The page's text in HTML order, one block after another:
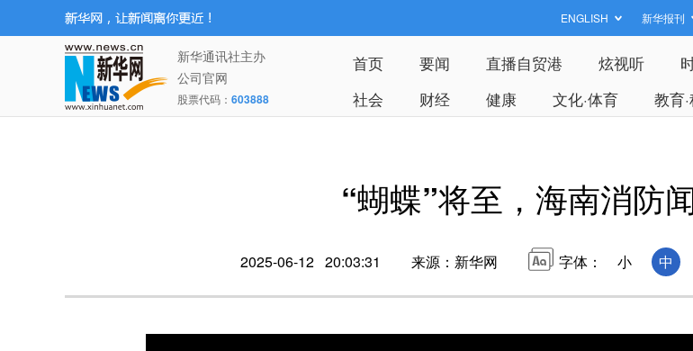
ENGLISH 新华报刊
新华通讯社主办
公司官网
股票代码： 603888
首页 要闻 直播自贸港 炫视听
社会
财经 健康 文化·体育 教育
“蝴蝶”将至，海南消防
2025-06-12 20:03:31 来源：新华网 字体： 小 中